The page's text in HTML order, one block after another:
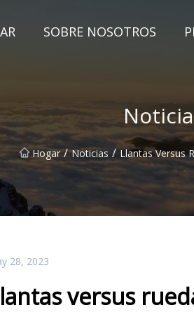
SOBRE NOSOTROS
Hogar / Noticias / Llantas Versus
28, 2023
versus